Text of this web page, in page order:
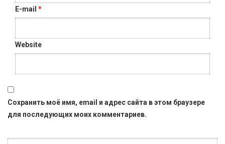
E-mail *
Website
Сохранить моё имя, email и адрес сайта в этом браузере
для последующих моих комментариев.